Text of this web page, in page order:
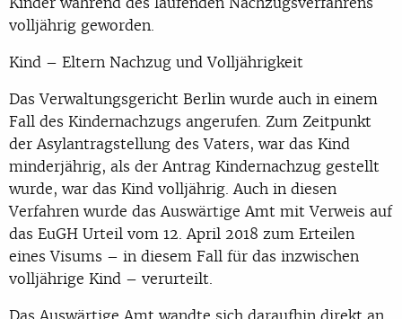
volljährig geworden.
Kind – Eltern Nachzug und Volljährigkeit
Das Verwaltungsgericht Berlin wurde auch in einem
Fall des Kindernachzugs angerufen. Zum Zeitpunkt
der Asylantragstellung des Vaters, war das Kind
minderjährig, als der Antrag Kindernachzug gestellt
wurde, war das Kind volljährig. Auch in diesen
Verfahren wurde das Auswärtige Amt mit Verweis auf
das EuGH Urteil vom 12. April 2018 zum Erteilen
eines Visums – in diesem Fall für das inzwischen
volljährige Kind – verurteilt.